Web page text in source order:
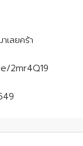
ลยคร้า
2mr4Q19